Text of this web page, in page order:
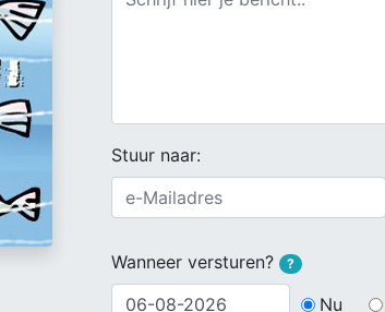
Stuur naar:
Wanneer versturen?
?
Nu